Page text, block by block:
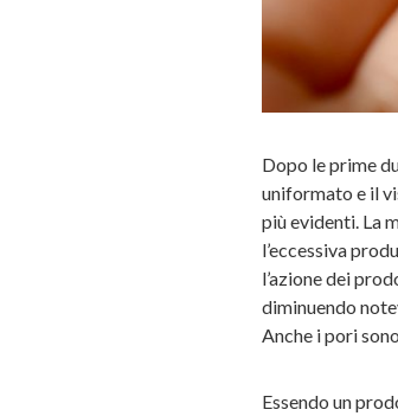
Dopo le prime
uniformato e il
più evidenti. La
l’eccessiva
l’azione dei
diminuendo
Anche i pori
Essendo un